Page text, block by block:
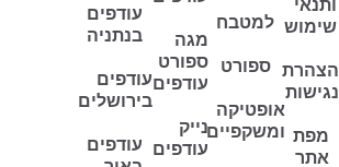
ותנאי
שימוש
הצהרת
נגישות
מפת
אתר
למטבח
ספורט
אופטיקה
ומשקפיים
מגה
ספורט
עודפים
נייק
עודפים
עודפים
בנתניה
עודפים
בירושלים
עודפים